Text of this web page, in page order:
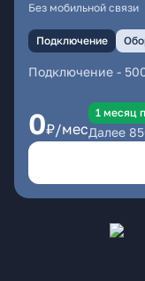
Без мобильной связи
Подключение
Подключение -
0₽/мес
1 месяц
Далее